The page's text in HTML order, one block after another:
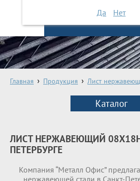
Да
Нет
Главная Продукция Лист
Каталог
ЛИСТ НЕРЖАВЕЮЩИЙ
ПЕТЕРБУРГЕ
Компания “Металл Офис”
нержавеющей стали в Санкт-